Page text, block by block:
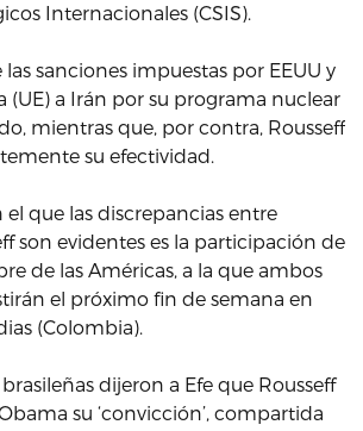
Internacionales (CSIS).
sanciones impuestas por EEUU y
(UE) a Irán por su programa nuclear
mientras que, por contra, Rousseff
su efectividad.
el que las discrepancias entre
son evidentes es la participación de
de las Américas, a la que ambos
el próximo fin de semana en
(Colombia).
dijeron a Efe que Rousseff
su ‘convicción’, compartida